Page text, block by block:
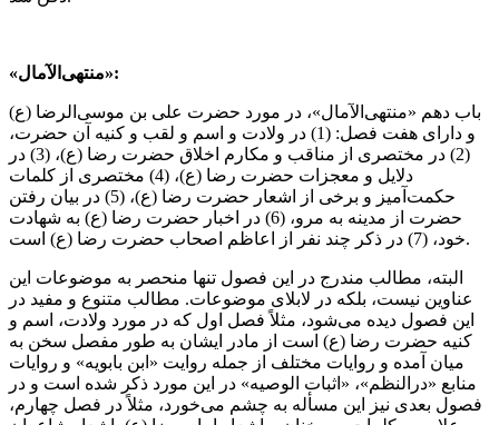
«منتهی‌‌الآمال»:
باب دهم «منتهی‌‌الآمال»، در مورد حضرت علی بن موسی‌الرضا (ع)
و دارای هفت فصل: (1) در ولادت و اسم و لقب و كنیه آن حضرت،
(2) در مختصری از مناقب و مكارم اخلاق حضرت رضا (ع)، (3) در
دلایل و معجزات حضرت رضا (ع)، (4) مختصری از كلمات
حكمت‌آمیز و برخی از اشعار حضرت رضا (ع)، (5) در بیان رفتن
حضرت از مدینه به مرو، (6) در اخبار حضرت رضا (ع) به شهادت
خود، (7) در ذكر چند نفر از اعاظم اصحاب حضرت رضا (ع) است.
البته، مطالب مندرج در این فصول تنها منحصر به موضوعات این
عناوین نیست، بلكه در لابلای موضوعات. مطالب متنوع و مفید در
این فصول دیده می‌شود، مثلاً فصل اول كه در مورد ولادت، اسم و
كنیه حضرت رضا (ع) است از مادر ایشان به طور مفصل سخن به
میان آمده و روایات مختلف از جمله روایت «ابن‌ بابویه» و روایات
منابع «درالنظم»، «اثبات ‌الوصیه» در این مورد ذكر شده است و در
فصول بعدی نیز این مسأله به چشم می‌خورد، مثلاً در فصل چهارم،